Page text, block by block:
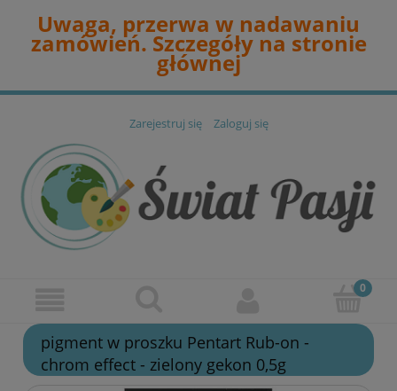
Uwaga, przerwa w nadawaniu
zamówień. Szczegóły na stronie
głównej
Zarejestruj się Zaloguj się
pigment w proszku Pentart Rub-on -
chrom effect - zielony gekon 0,5g